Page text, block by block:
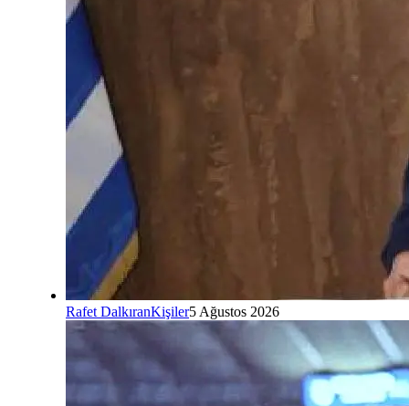
Rafet DalkıranKişiler5 Ağustos 2026